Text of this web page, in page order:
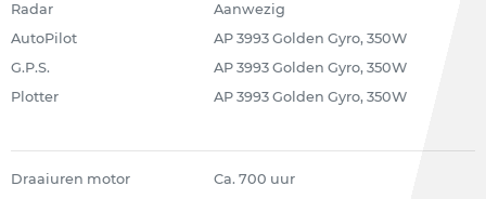
Radar
Aanwezig
AutoPilot
AP 3993 Golden Gyro, 350W
G.P.S.
AP 3993 Golden Gyro, 350W
Plotter
AP 3993 Golden Gyro, 350W
Draaiuren motor
Ca. 700 uur